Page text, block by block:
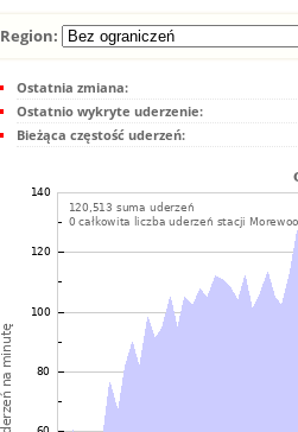
Region:
Ostatnia zmiana:
Ostatnio wykryte uderzenie:
Bieżąca częstość uderzeń: